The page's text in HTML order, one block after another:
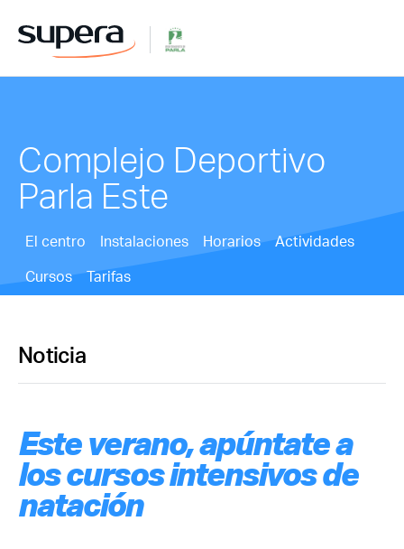
Complejo Deportivo
Parla Este
El centro Instalaciones Horarios
Actividades
Cursos
Tarifas
Noticia
Este verano, apúntate a
los cursos intensivos de
natación